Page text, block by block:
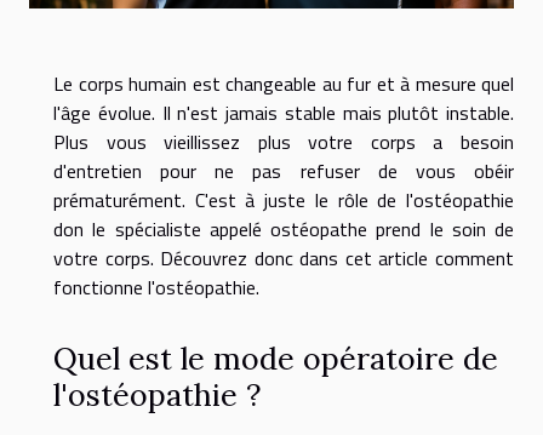
Le corps humain est changeable au fur et à mesure quel
l'âge évolue. Il n'est jamais stable mais plutôt instable.
Plus vous vieillissez plus votre corps a besoin
d'entretien pour ne pas refuser de vous obéir
prématurément. C'est à juste le rôle de l'ostéopathie
don le spécialiste appelé ostéopathe prend le soin de
votre corps. Découvrez donc dans cet article comment
fonctionne l'ostéopathie.
Quel est le mode opératoire de
l'ostéopathie ?